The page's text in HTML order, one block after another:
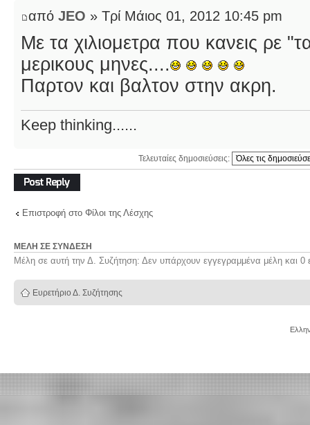
από JEO » Τρί Μάιος 01, 2012 10:45 pm
Με τα χιλιομετρα που κανεις ρε
μερικους μηνες....
Παρτον και βαλτον στην ακρη.
Keep thinking......
Τελευταίες δημοσιεύσεις:
Δημιουργία
απάντησης
Επιστροφή στο Φίλοι της Λέσχης
ΜΈΛΗ ΣΕ ΣΎΝΔΕΣΗ
Μέλη σε αυτή την Δ. Συζήτηση: Δεν υπάρχουν εγγεγραμμένα μέλη και 0
Ευρετήριο Δ. Συζήτησης